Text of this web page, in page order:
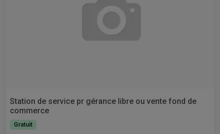
Station de service pr gérance libre ou vente fond de
commerce
Gratuit